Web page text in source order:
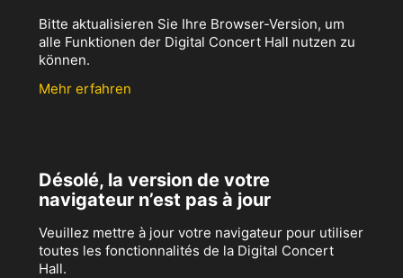
Bitte aktualisieren Sie Ihre Browser-Version, um
alle Funktionen der Digital Concert Hall nutzen zu
können.
Mehr erfahren
Désolé, la version de votre
navigateur n’est pas à jour
Veuillez mettre à jour votre navigateur pour utiliser
toutes les fonctionnalités de la Digital Concert
Hall.